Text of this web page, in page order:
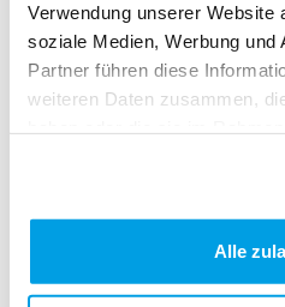
Verwendung unserer Website
soziale Medien, Werbung und
Partner führen diese
weiteren Daten zusammen,
Alle